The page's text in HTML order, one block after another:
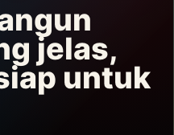
jelas,
untuk